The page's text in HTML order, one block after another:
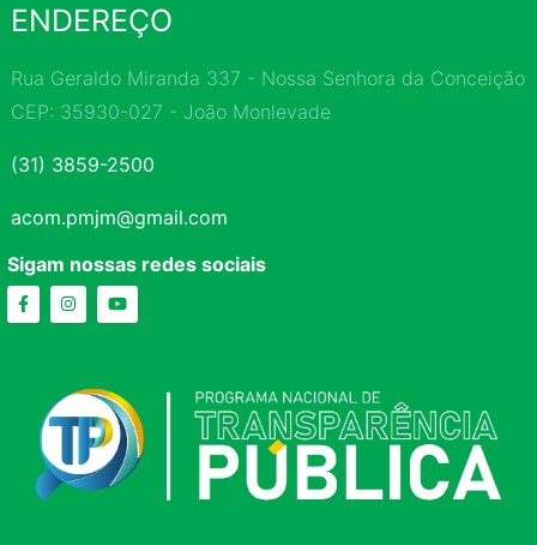
ENDEREÇO
Rua Geraldo Miranda 337 - Nossa Senhora da Conceição
CEP: 35930-027 - João Monlevade
(31) 3859-2500
acom.pmjm@gmail.com
Sigam nossas redes sociais